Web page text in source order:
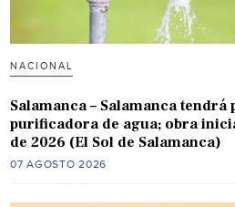
NACIONAL
Salamanca – Salamanca
purificadora de agua; obra
de 2026 (El Sol de Salamanca)
07 AGOSTO 2026